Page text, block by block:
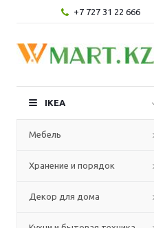
+7 727 31 22 666
IKEA
Мебель
Хранение и порядок
Декор для дома